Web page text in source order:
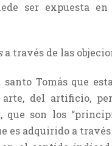
ser expuesta
a través de las
Tomás que
del artificio,
que son los
es adquirido a